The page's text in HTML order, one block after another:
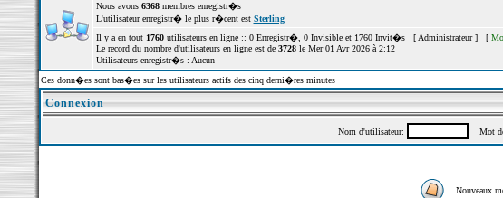
Nous avons 6368membres enregistr�s
L'utilisateur enregistr� le plus r�cent est Sterling
Il y a en tout 1760utilisateurs en ligne :: 0 Enregistr�, 0 Invisible et 1760 Invit�s [ Administrateur] [
Le record du nombre d'utilisateurs en ligne est de 3728le Mer 01 Avr 2026 à 2:12
Utilisateurs enregistr�s : Aucun
Ces donn�es sont bas�es sur les utilisateurs actifs des cinq derni�res minutes
Connexion
Nom d'utilisateur: Mot de
Nouveaux